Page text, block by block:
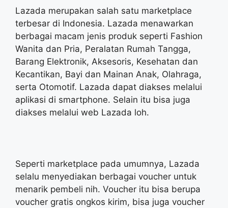
Lazada merupakan salah satu marketplace
terbesar di Indonesia. Lazada menawarkan
berbagai macam jenis produk seperti Fashion
Wanita dan Pria, Peralatan Rumah Tangga,
Barang Elektronik, Aksesoris, Kesehatan dan
Kecantikan, Bayi dan Mainan Anak, Olahraga,
serta Otomotif. Lazada dapat diakses melalui
aplikasi di smartphone. Selain itu bisa juga
diakses melalui web Lazada loh.
Seperti marketplace pada umumnya, Lazada
selalu menyediakan berbagai voucher untuk
menarik pembeli nih. Voucher itu bisa berupa
voucher gratis ongkos kirim, bisa juga voucher